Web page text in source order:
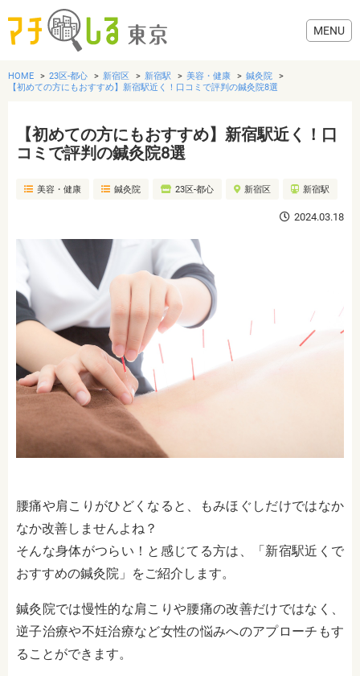
グルメ
美容・健康
歯医者・病院
おでかけ
生活
HOME 23区-都心 新宿区 新宿駅 美容・健康
鍼灸院
【初めての方にもおすすめ】新宿駅近く！口コミで評判の鍼灸院8選
【初めての方にもおすすめ】新宿駅近く！口
コミで評判の鍼灸院8選
美容・健康 鍼灸院 23区-都心 新宿区 新宿駅
2024.03.18
腰痛や肩こりがひどくなると、もみほぐしだけではなか
なか改善しませんよね？
そんな身体がつらい！と感じてる方は、「新宿駅近くで
おすすめの鍼灸院」をご紹介します。
鍼灸院では慢性的な肩こりや腰痛の改善だけではなく、
逆子治療や不妊治療など女性の悩みへのアプローチもす
ることができます。